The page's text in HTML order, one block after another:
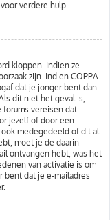
verdere hulp.
kloppen. Indien ze
zijn. Indien COPPA
dat je jonger bent dan
dit niet het geval is,
forums vereisen dat
jezelf of door een
medegedeeld of dit al
moet je de daarin
ontvangen hebt, was het
van activatie is om
bent dat je e-mailadres